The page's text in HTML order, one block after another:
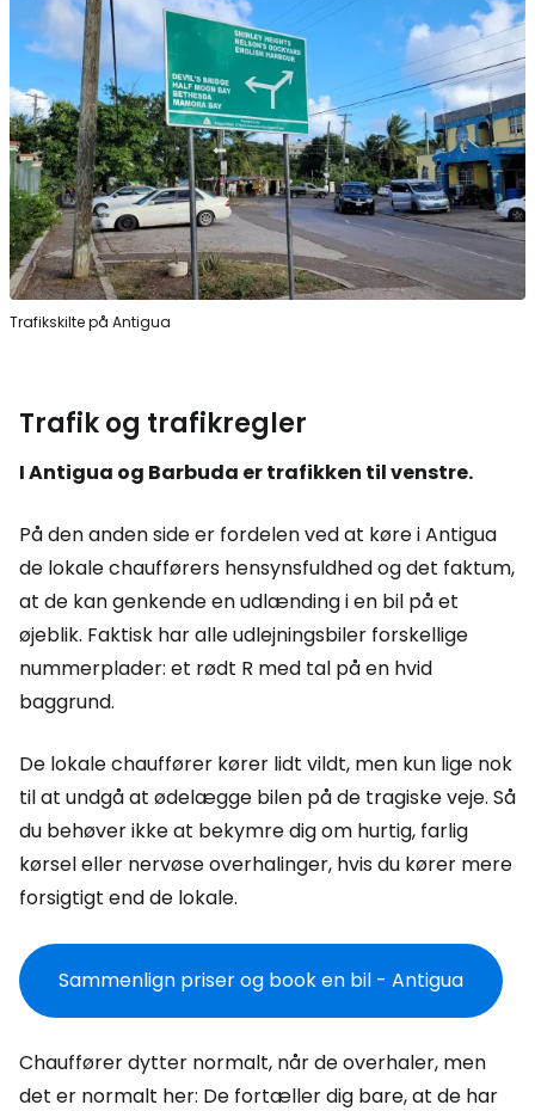
Trafikskilte på Antigua
Trafik og trafikregler
I Antigua og Barbuda er trafikken til venstre.
På den anden side er fordelen ved at køre i Antigua
de lokale chaufførers hensynsfuldhed og det faktum,
at de kan genkende en udlænding i en bil på et
øjeblik. Faktisk har alle udlejningsbiler forskellige
nummerplader: et rødt R med tal på en hvid
baggrund.
De lokale chauffører kører lidt vildt, men kun lige nok
til at undgå at ødelægge bilen på de tragiske veje. Så
du behøver ikke at bekymre dig om hurtig, farlig
kørsel eller nervøse overhalinger, hvis du kører mere
forsigtigt end de lokale.
Sammenlign priser og book en bil - Antigua
Chauffører dytter normalt, når de overhaler, men
det er normalt her: De fortæller dig bare, at de har